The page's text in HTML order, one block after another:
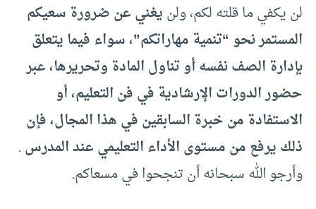
لن يكفي ما قلته لكم، ولنيغني عن ضرورة سعيكم
المستمر نحو “تنمية مهاراتكم”، سواء فيما يتعلق
بإدارة الصف نفسه أو تناول المادة وتحريرها، عبر
حضور الدورات الإرشادية في فن التعليم، أو
الاستفادة من خبرة السابقين في هذا المجال، فإن
ذلك يرفع من مستوى الأداء التعليمي عند المدرس.
وأرجو الله سبحانه أن تنجحوا في مسعاكم.